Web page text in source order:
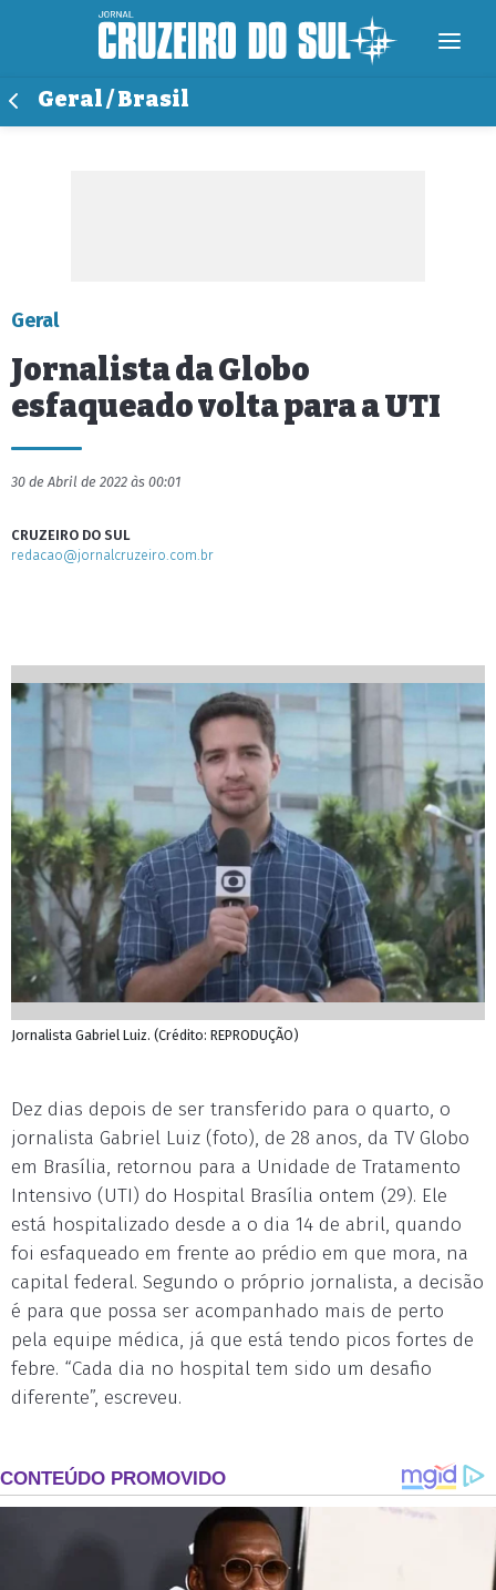
Geral / Brasil
Geral
Jornalista da Globo
esfaqueado volta para a UTI
30 de Abril de 2022 às 00:01
CRUZEIRO DO SUL
redacao@jornalcruzeiro.com.br
Jornalista Gabriel Luiz. (Crédito: REPRODUÇÃO)
Dez dias depois de ser transferido para o quarto, o
jornalista Gabriel Luiz (foto), de 28 anos, da TV Globo
em Brasília, retornou para a Unidade de Tratamento
Intensivo (UTI) do Hospital Brasília ontem (29). Ele
está hospitalizado desde a o dia 14 de abril, quando
foi esfaqueado em frente ao prédio em que mora, na
capital federal. Segundo o próprio jornalista, a decisão
é para que possa ser acompanhado mais de perto
pela equipe médica, já que está tendo picos fortes de
febre. “Cada dia no hospital tem sido um desafio
diferente”, escreveu.